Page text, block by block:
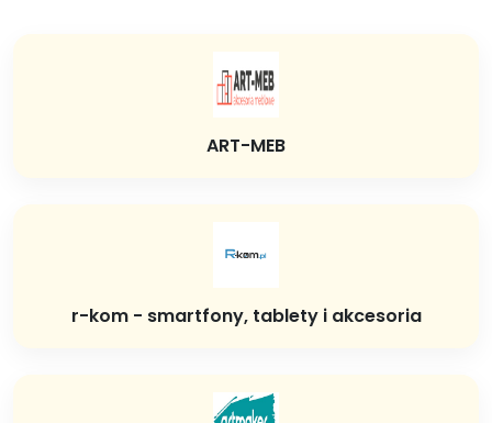
ART-MEB
r-kom - smartfony, tablety i akcesoria